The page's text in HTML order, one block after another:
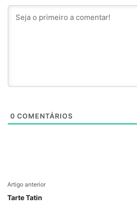
0 COMENTÁRIOS
Artigo anterior
Tarte Tatin